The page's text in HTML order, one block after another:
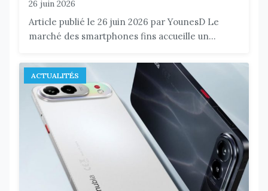
26 juin 2026
Article publié le 26 juin 2026 par YounesD Le
marché des smartphones fins accueille un...
ACTUALITÉS